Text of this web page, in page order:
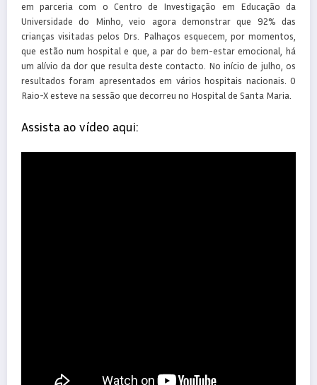
em parceria com o Centro de Investigação em Educação da
Universidade do Minho, veio agora demonstrar que 92% das
crianças visitadas pelos Drs. Palhaços esquecem, por momentos,
que estão num hospital e que, a par do bem-estar emocional, há
um alívio da dor que resulta deste contacto. No início de julho, os
resultados foram apresentados em vários hospitais nacionais. O
Raio-X esteve na sessão que decorreu no Hospital de Santa Maria.
Assista ao vídeo aqui: